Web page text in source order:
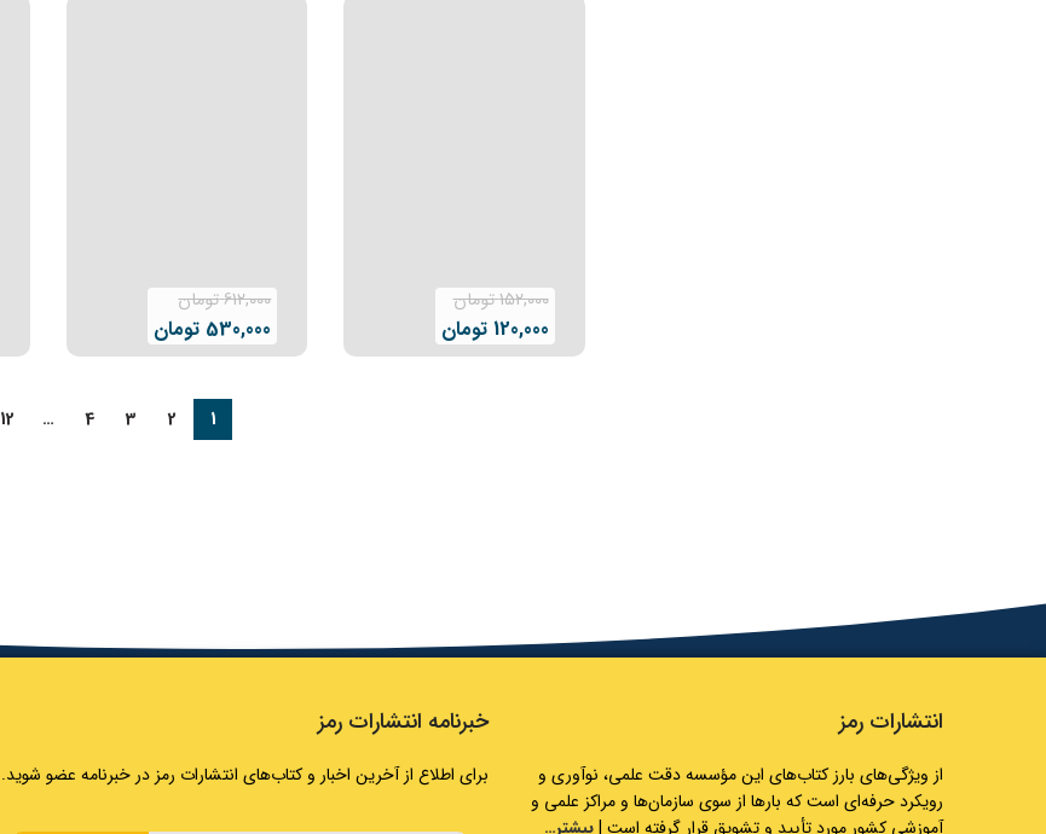
152,000تومان
120,000 تومان
612,000تومان
530,000 تومان
1
2
3
4
…
12
انتشارات رمز
از ویژگی‌های بارز کتاب‌های این مؤسسه دقت علمی، نوآوری و
رویکرد حرفه‌ای است که بارها از سوی سازمان‌ها و مراکز علمی و
آموزشی کشور مورد تأیید و تشویق قرار گرفته است |بیشتر…
خبرنامه انتشارات رمز
برای اطلاع از آخرین اخبار و کتاب‌های انتشارات رمز در خبرنامه عضو شوید.